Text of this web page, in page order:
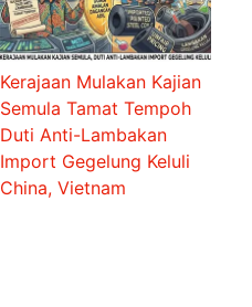
Kerajaan Mulakan Kajian
Semula Tamat Tempoh
Duti Anti-Lambakan
Import Gegelung Keluli
China, Vietnam